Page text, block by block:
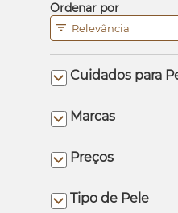
Ordenar por
Cuidados para
Marcas
Preços
Tipo de Pele